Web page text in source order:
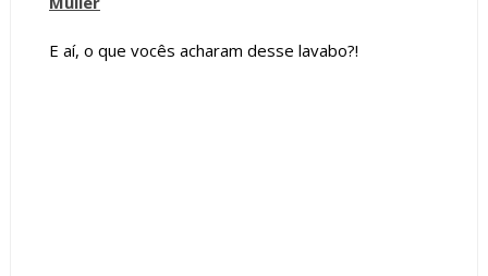
E aí, o que vocês acharam desse lavabo?!